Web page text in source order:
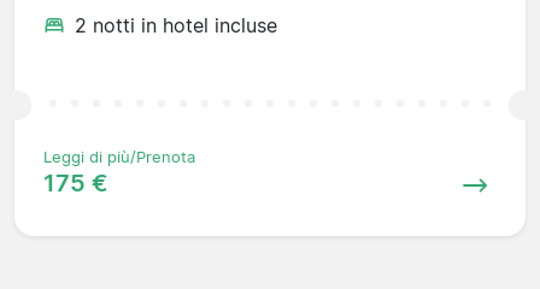
2 notti in hotel incluse
Leggi di più/Prenota
175 €